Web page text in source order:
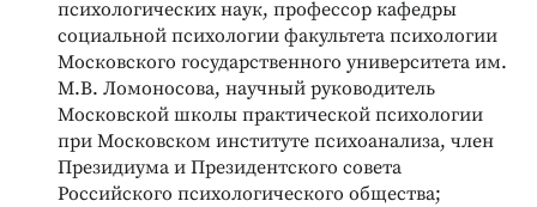
психологических наук, профессор кафедры
социальной психологии факультета психологии
Московского государственного университета им.
М.В. Ломоносова, научный руководитель
Московской школы практической психологии
при Московском институте психоанализа, член
Президиума и Президентского совета
Российского психологического общества;